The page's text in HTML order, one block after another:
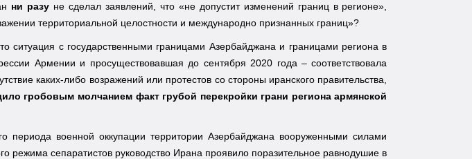
ни разу не сделал заявлений, что «не допустит изменений границ в регионе»,
территориальной целостности и международно признанных границ»?
ситуация с государственными границами Азербайджана и границами региона в
Армении и просуществовавшая до сентября 2020 года – соответствовала
каких-либо возражений или протестов со стороны иранского правительства,
гробовым молчанием факт грубой перекройки грани региона армянской
периода военной оккупации территории Азербайджана вооруженными силами
режима сепаратистов руководство Ирана проявило поразительное равнодушие в